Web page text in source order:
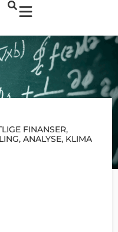
FINANSER,
, ANALYSE, KLIMA